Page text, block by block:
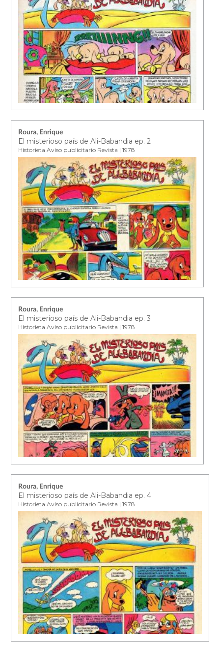
Roura, Enrique
El misterioso país de Ali-Babandia ep. 2
Historieta Aviso publicitario Revista | 1978
Roura, Enrique
El misterioso país de Ali-Babandia ep. 3
Historieta Aviso publicitario Revista | 1978
Roura, Enrique
El misterioso país de Ali-Babandia ep. 4
Historieta Aviso publicitario Revista | 1978